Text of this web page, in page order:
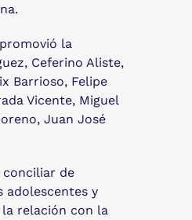
la
Ceferino Aliste,
Barrioso, Felipe
Vicente, Miguel
Juan José
conciliar de
adolescentes y
relación con la